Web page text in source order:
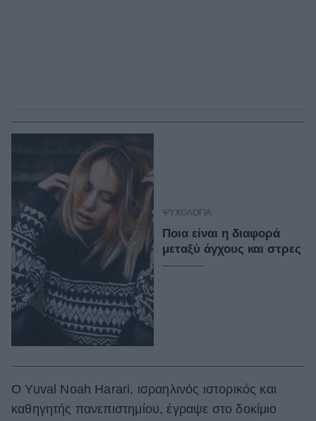
ΨΥΧΟΛΟΓΙΑ
Ποια είναι η διαφορά
μεταξύ άγχους και στρες
Ο Yuval Noah Harari, ισραηλινός ιστορικός και
καθηγητής πανεπιστημίου, έγραψε στο δοκίμιο